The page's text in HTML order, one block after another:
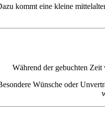
kommt eine kleine
Während der gebuchten Zeit
Wünsche oder